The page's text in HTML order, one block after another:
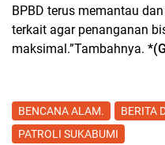
BPBD terus memantau
terkait agar penanganan
maksimal.”Tambahnya.
BENCANA ALAM. BERITA
PATROLI SUKABUMI